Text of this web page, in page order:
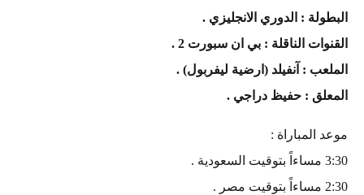
البطولة : الدوري الانجليزي .
القنوات الناقلة : بي ان سبورت 2 .
الملعب : آنفيلد (ارضية ليفربول) .
المعلق : حفيظ دراجي .
موعد المباراة :
3:30 مساءاً بتوقيت السعودية .
2:30 مساءاً بتوقيت مصر .